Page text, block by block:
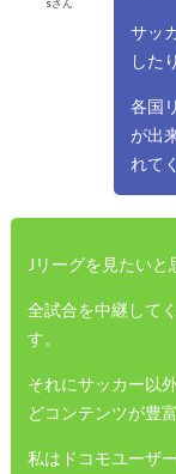
サッ
した
各国
が出
れて
Jリーグを見たいと
全試合を中継して
す。
それにサッカー以
どコンテンツが豊富
私はドコモユーザ